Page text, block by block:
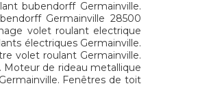
bubendorff Germainville.
Germainville 28500
volet roulant electrique
électriques Germainville.
volet roulant Germainville.
Moteur de rideau metallique
Fenêtres de toit